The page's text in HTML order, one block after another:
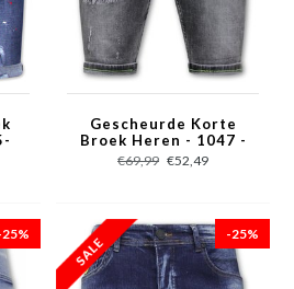
Gescheurde Korte
Broek Heren - 1047 -
Grijs
€69,99 €52,49
-25%